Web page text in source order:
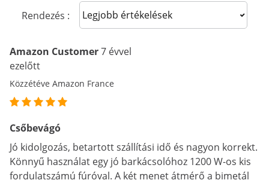
Rendezés : Sort reviews
Amazon Customer7 évvel
ezelőtt
Közzétéve Amazon France
Csőbevágó
Jó kidolgozás, betartott szállítási idő és nagyon korrekt.
Könnyű használat egy jó barkácsolóhoz 1200 W-os kis
fordulatszámú fúróval. A két menet átmérő a bimetál